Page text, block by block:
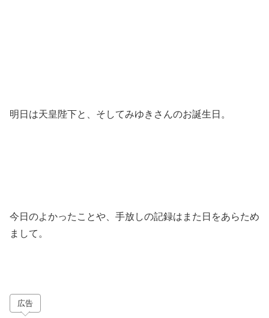
明日は天皇陛下と、そしてみゆきさんのお誕生日。
今日のよかったことや、手放しの記録はまた日をあらため
まして。
広告